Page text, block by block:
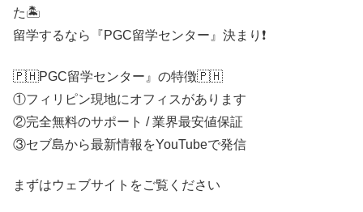
た🏝
留学するなら『PGC留学センター』決まり❗️
🇵🇭PGC留学センター』の特徴🇵🇭
①フィリピン現地にオフィスがあります
②完全無料のサポート / 業界最安値保証
③セブ島から最新情報をYouTubeで発信
まずはウェブサイトをご覧ください